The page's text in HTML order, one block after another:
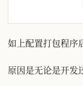
如上配置打包程
原因是无论是开发